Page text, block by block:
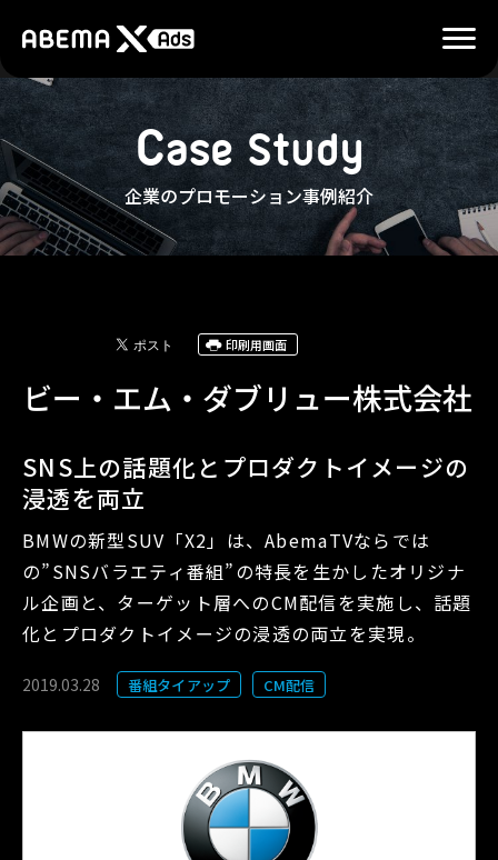
Case Study
企業のプロモーション事例紹介
印刷用画面
ビー・エム・ダブリュー株式会社
SNS上の話題化とプロダクトイメージの
浸透を両立
BMWの新型SUV「X2」は、AbemaTVならでは
の”SNSバラエティ番組”の特長を生かしたオリジナ
ル企画と、ターゲット層へのCM配信を実施し、話題
化とプロダクトイメージの浸透の両立を実現。
2019.03.28 番組タイアップ CM配信